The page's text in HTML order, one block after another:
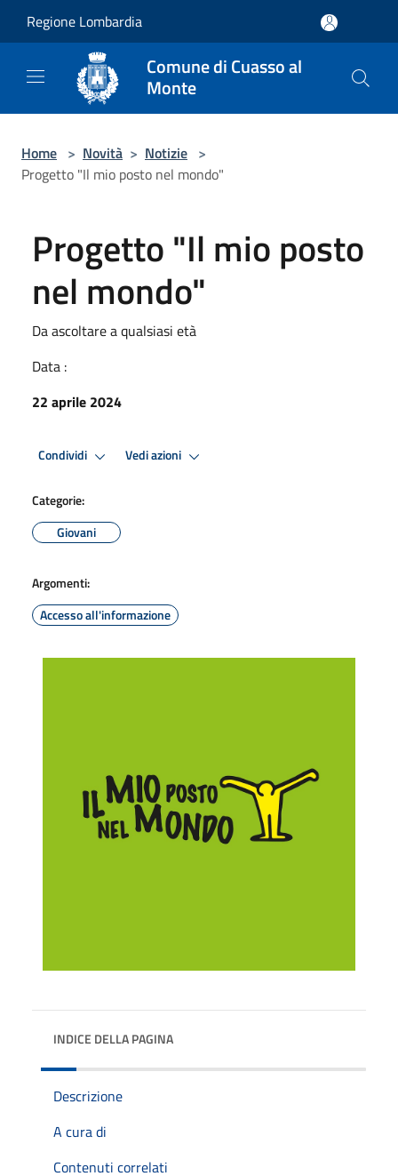
Regione Lombardia
Comune di Cuasso al
Monte
Home > Novità > Notizie >
Progetto "Il mio posto nel mondo"
Progetto "Il mio posto
nel mondo"
Da ascoltare a qualsiasi età
Data :
22 aprile 2024
Condividi Vedi azioni
Categorie:
Giovani
Argomenti:
Accesso all'informazione
INDICE DELLA PAGINA
Descrizione
A cura di
Contenuti correlati